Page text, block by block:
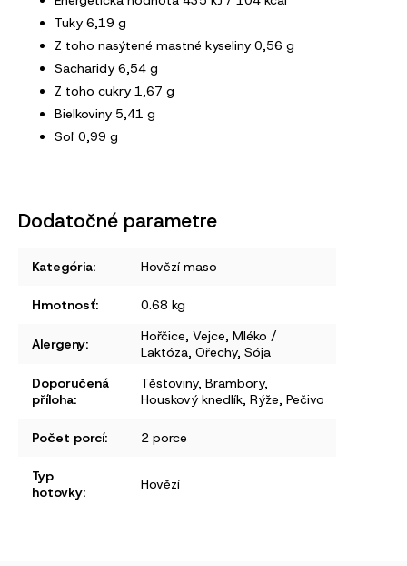
Tuky 6,19 g
Z toho nasýtené mastné kyseliny 0,56 g
Sacharidy 6,54 g
Z toho cukry 1,67 g
Bielkoviny 5,41 g
Soľ 0,99 g
Dodatočné parametre
Kategória: Hovězí maso
Hmotnosť: 0.68 kg
Alergeny: Hořčice, Vejce, Mléko /
Laktóza, Ořechy, Sója
Doporučená
příloha:
Těstoviny, Brambory,
Houskový knedlík, Rýže, Pečivo
Počet porcí: 2 porce
Typ
hotovky: Hovězí